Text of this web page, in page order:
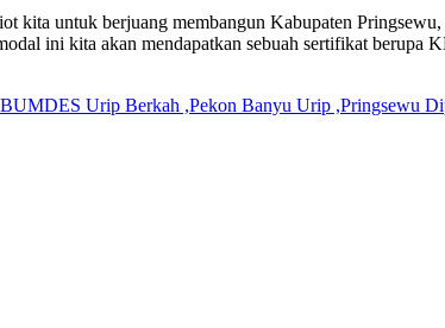
kita untuk berjuang membangun Kabupaten
ini kita akan mendapatkan sebuah sertifikat
Urip Berkah ,Pekon Banyu Urip ,Pringsewu